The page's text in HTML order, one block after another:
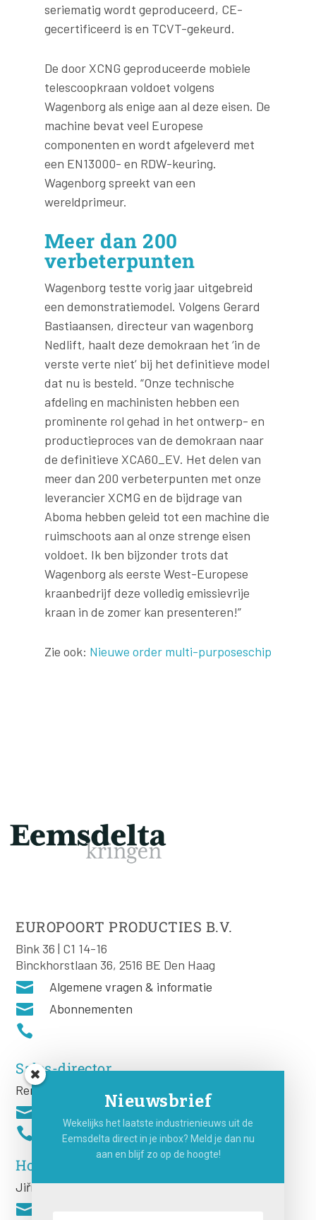
seriematig wordt geproduceerd, CE-
gecertificeerd is en TCVT-gekeurd.
De door XCNG geproduceerde mobiele
telescoopkraan voldoet volgens
Wagenborg als enige aan al deze eisen. De
machine bevat veel Europese
componenten en wordt afgeleverd met
een EN13000- en RDW-keuring.
Wagenborg spreekt van een
wereldprimeur.
Meer dan 200
verbeterpunten
Wagenborg testte vorig jaar uitgebreid
een demonstratiemodel. Volgens Gerard
Bastiaansen, directeur van wagenborg
Nedlift, haalt deze demokraan het ‘in de
verste verte niet’ bij het definitieve model
dat nu is besteld. “Onze technische
afdeling en machinisten hebben een
prominente rol gehad in het ontwerp- en
productieproces van de demokraan naar
de definitieve XCA60_EV. Het delen van
meer dan 200 verbeterpunten met onze
leverancier XCMG en de bijdrage van
Aboma hebben geleid tot een machine die
ruimschoots aan al onze strenge eisen
voldoet. Ik ben bijzonder trots dat
Wagenborg als eerste West-Europese
kraanbedrijf deze volledig emissievrije
kraan in de zomer kan presenteren!”
Zie ook: Nieuwe order multi-purposeschip
EUROPOORT PRODUCTIES B.V.
Bink 36 | C1 14-16
Binckhorstlaan 36, 2516 BE Den Haag
 Algemene vragen & informatie
 Abonnementen

Sales-director
Remco Rooij


Hoofdredacteur
JiříHartog

Nieuwsbrief
Wekelijks het laatste industrienieuws uit de
Eemsdelta direct in je inbox? Meld je dan nu
aan en blijf zo op de hoogte!